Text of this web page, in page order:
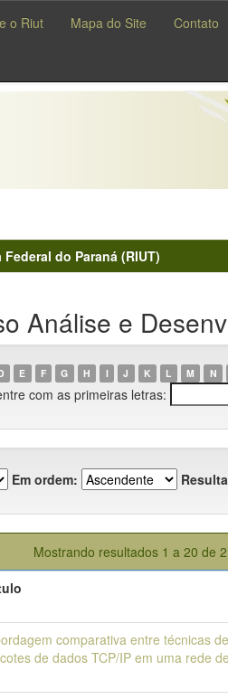
o Riut Mapa do Site Contato
do Paraná (RIUT)
Análise e
E F G H I J K L M N
com as primeiras letras:
Em ordem:
Mostrando resultados 1 a 20 de
comparativa entre técnicas
de dados TCP/IP em uma rede